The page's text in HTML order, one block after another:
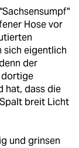
Hose vor
sich eigentlich
der
dortige
hat, dass die
breit Licht
und grinsen